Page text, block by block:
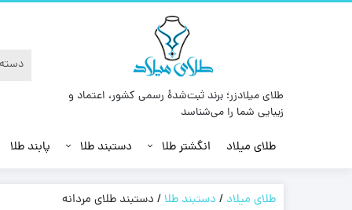
طلای میلادزر؛ برند ثبت‌شدهٔ رسمی کشور، اعتماد و
زیبایی شما را می‌شناسد
طلای میلاد انگشتر طلا دستبند طلا پابند طلا
طلای میلاد / دستبند طلا/ دستبند طلای مردانه